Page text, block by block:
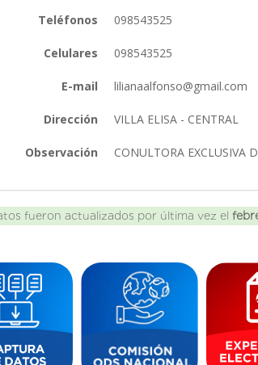
Teléfonos 098543525
Celulares 098543525
E-mail lilianaalfonso@gmail.com
Dirección VILLA ELISA - CENTRAL
Observación CONULTORA EXCLUSIVA
fueron actualizados por última vez el